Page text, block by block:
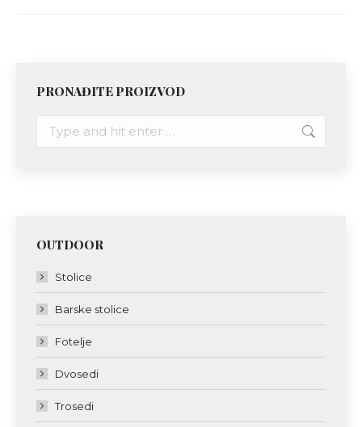
PRONAĐITE PROIZVOD
OUTDOOR
Stolice
Barske stolice
Fotelje
Dvosedi
Trosedi